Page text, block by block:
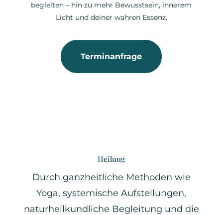
begleiten – hin zu mehr Bewusstsein, innerem
Licht und deiner wahren Essenz.
Terminanfrage
Heilung
Durch ganzheitliche Methoden wie
Yoga, systemische Aufstellungen,
naturheilkundliche Begleitung und die